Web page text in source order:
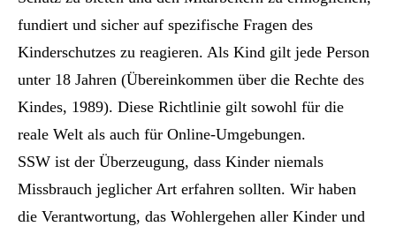
fundiert und sicher auf spezifische Fragen des
Kinderschutzes zu reagieren. Als Kind gilt jede Person
unter 18 Jahren (Übereinkommen über die Rechte des
Kindes, 1989). Diese Richtlinie gilt sowohl für die
reale Welt als auch für Online-Umgebungen.
SSW ist der Überzeugung, dass Kinder niemals
Missbrauch jeglicher Art erfahren sollten. Wir haben
die Verantwortung, das Wohlergehen aller Kinder und